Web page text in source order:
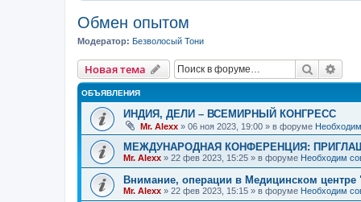
Обмен опытом
Модератор: Безволосый Тони
Новая тема Поиск
ОБЪЯВЛЕНИЯ
ИНДИЯ, ДЕЛИ – ВСЕМИРНЫЙ КОНГРЕСС
Mr. Alexx » 06 ноя 2023, 19:00 » в форуме
МЕЖДУНАРОДНАЯ КОНФЕРЕНЦИЯ:
Mr. Alexx » 22 фев 2023, 15:25 » в форуме Необходим
Внимание, операции в Медицинском
Mr. Alexx » 22 фев 2023, 15:15 » в форуме Необходим